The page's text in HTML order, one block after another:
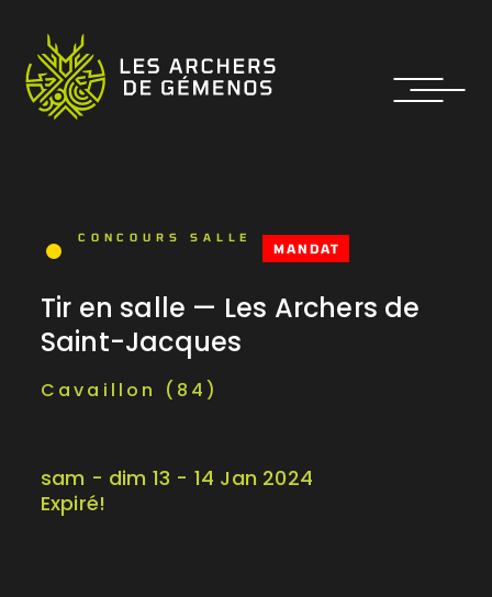
CONCOURS SALLE
MANDAT
sam - dim 13 - 14 Jan 2024
Expiré!
Tir en salle — Les Archers de
Saint-Jacques
Cavaillon (84)